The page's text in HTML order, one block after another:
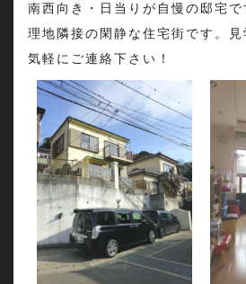
南西向き・日当りが自慢の邸宅
理地隣接の閑静な住宅街です。
気軽にご連絡下さい！